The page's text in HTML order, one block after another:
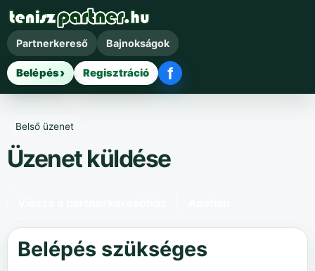
Partnerkereső Bajnokságok
Belépés Regisztráció fFacebook belépés
Belső üzenet
Üzenet küldése
Belépés szükséges